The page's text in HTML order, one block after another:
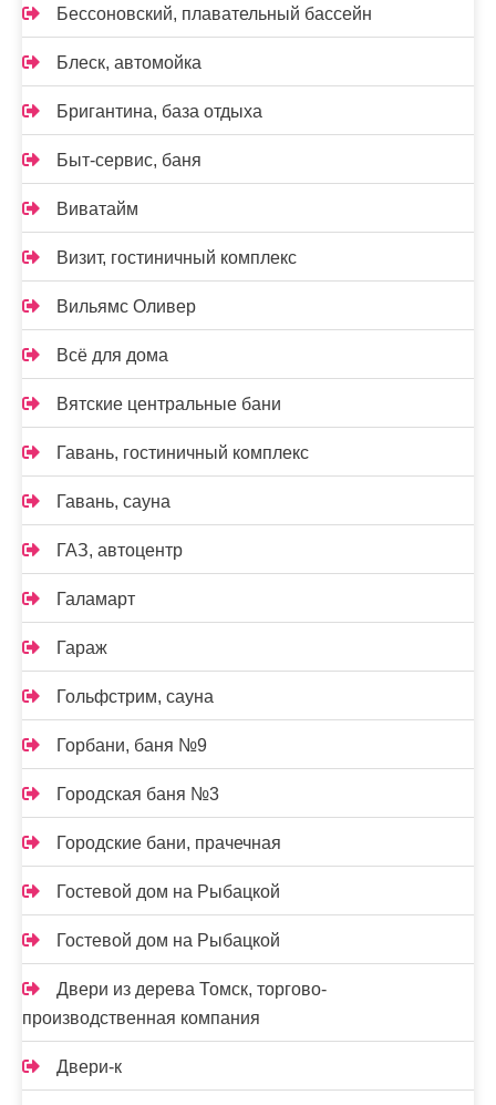
Бессоновский, плавательный бассейн
Блеск, автомойка
Бригантина, база отдыха
Быт-сервис, баня
Виватайм
Визит, гостиничный комплекс
Вильямс Оливер
Всё для дома
Вятские центральные бани
Гавань, гостиничный комплекс
Гавань, сауна
ГАЗ, автоцентр
Галамарт
Гараж
Гольфстрим, сауна
Горбани, баня №9
Городская баня №3
Городские бани, прачечная
Гостевой дом на Рыбацкой
Гостевой дом на Рыбацкой
Двери из дерева Томск, торгово-
производственная компания
Двери-к